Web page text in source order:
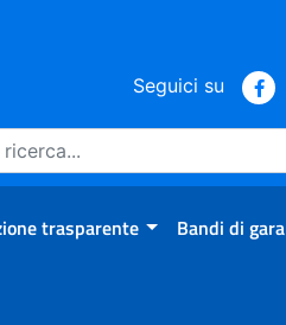
Seguici su
trasparente Bandi di gara